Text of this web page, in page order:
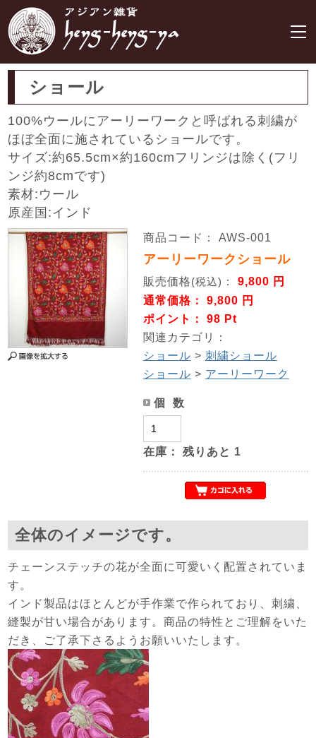
ショール
100%ウールにアーリーワークと呼ばれる刺繍が
ほぼ全面に施されているショールです。
サイズ:約65.5cm×約160cmフリンジは除く(フリ
ンジ約8cmです)
素材:ウール
原産国:インド
商品コード： AWS-001
アーリーワークショール
販売価格(税込) ： 9,800 円
通常価格： 9,800 円
ポイント： 98 Pt
関連カテゴリ：
ショール > 刺繍ショール
ショール > アーリーワーク
個 数
在庫： 残りあと 1
全体のイメージです。
チェーンステッチの花が全面に可愛いく配置されていま
す。
インド製品はほとんどが手作業で作られており、刺繍、
縫製が甘い場合があります。商品の特性とご理解をいた
だき、ご了承下さるようお願いいたします。